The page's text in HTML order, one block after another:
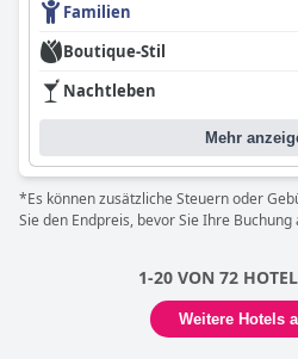
Familien
Boutique-Stil
Nachtleben
Mehr
*Es können zusätzliche Steuern oder
Sie den Endpreis, bevor Sie Ihre
1-20 VON 72
Weitere Hotels